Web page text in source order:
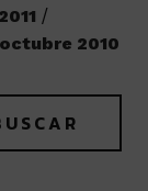
octubre 2010